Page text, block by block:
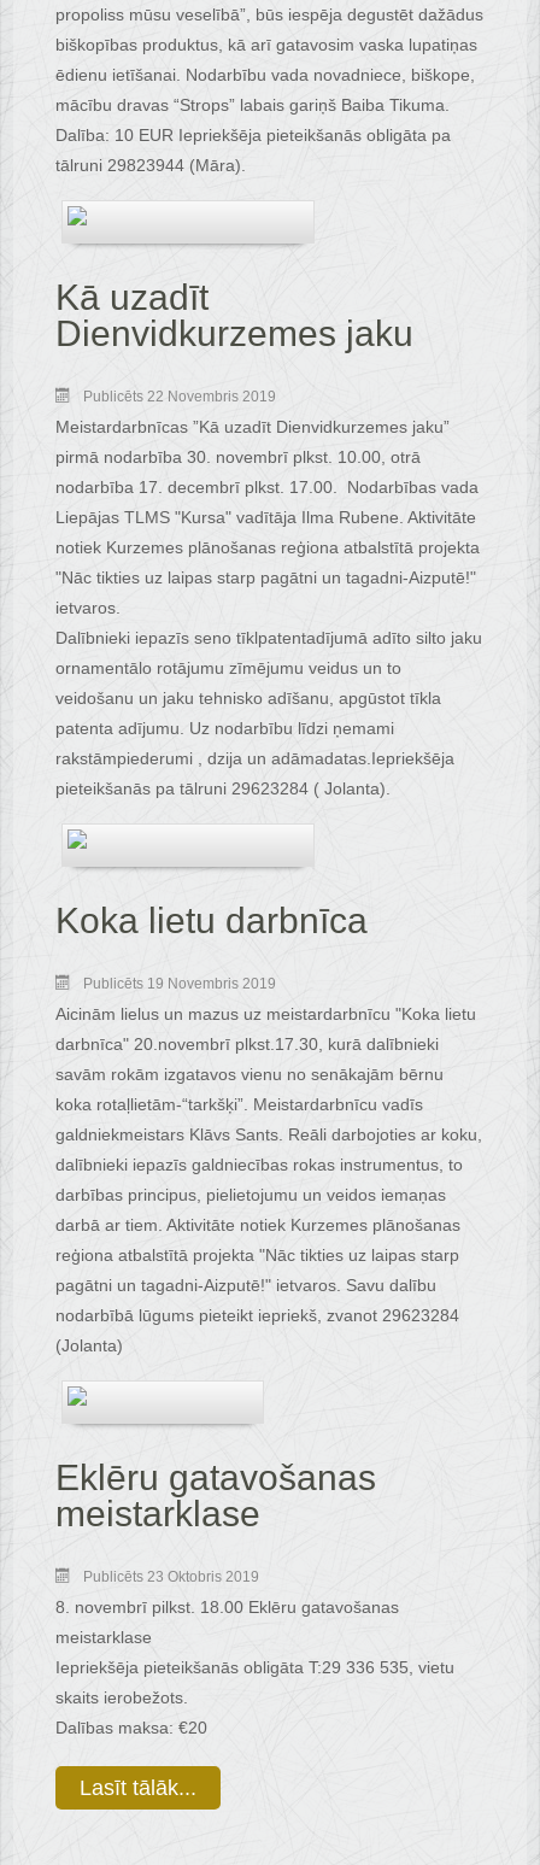
propoliss mūsu veselībā”, būs iespēja degustēt dažādus
biškopības produktus, kā arī gatavosim vaska lupatiņas
ēdienu ietīšanai. Nodarbību vada novadniece, biškope,
mācību dravas “Strops” labais gariņš Baiba Tikuma.
Dalība: 10 EUR Iepriekšēja pieteikšanās obligāta pa
tālruni 29823944 (Māra).
Kā uzadīt
Dienvidkurzemes jaku
Publicēts 22 Novembris 2019
Meistardarbnīcas ”Kā uzadīt Dienvidkurzemes jaku”
pirmā nodarbība 30. novembrī plkst. 10.00, otrā
nodarbība 17. decembrī plkst. 17.00. Nodarbības vada
Liepājas TLMS "Kursa" vadītāja Ilma Rubene. Aktivitāte
notiek Kurzemes plānošanas reģiona atbalstītā projekta
"Nāc tikties uz laipas starp pagātni un tagadni-Aizputē!"
ietvaros.
Dalībnieki iepazīs seno tīklpatentadījumā adīto silto jaku
ornamentālo rotājumu zīmējumu veidus un to
veidošanu un jaku tehnisko adīšanu, apgūstot tīkla
patenta adījumu. Uz nodarbību līdzi ņemami
rakstāmpiederumi , dzija un adāmadatas.Iepriekšēja
pieteikšanās pa tālruni 29623284 ( Jolanta).
Koka lietu darbnīca
Publicēts 19 Novembris 2019
Aicinām lielus un mazus uz meistardarbnīcu "Koka lietu
darbnīca" 20.novembrī plkst.17.30, kurā dalībnieki
savām rokām izgatavos vienu no senākajām bērnu
koka rotaļlietām-“tarkšķi”. Meistardarbnīcu vadīs
galdniekmeistars Klāvs Sants. Reāli darbojoties ar koku,
dalībnieki iepazīs galdniecības rokas instrumentus, to
darbības principus, pielietojumu un veidos iemaņas
darbā ar tiem. Aktivitāte notiek Kurzemes plānošanas
reģiona atbalstītā projekta "Nāc tikties uz laipas starp
pagātni un tagadni-Aizputē!" ietvaros. Savu dalību
nodarbībā lūgums pieteikt iepriekš, zvanot 29623284
(Jolanta)
Eklēru gatavošanas
meistarklase
Publicēts 23 Oktobris 2019
8. novembrī pilkst. 18.00 Eklēru gatavošanas
meistarklase
Iepriekšēja pieteikšanās obligāta T:29 336 535, vietu
skaits ierobežots.
Dalības maksa: €20
Lasīt tālāk...